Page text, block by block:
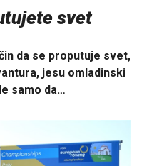
svet
da se proputuje svet,
jesu omladinski
samo da…